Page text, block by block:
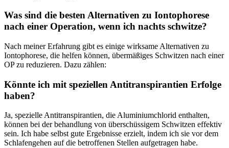
Was sind die besten Alternativen zu Iontophorese
nach einer Operation, wenn⁤ ich nachts schwitze?
Nach meiner Erfahrung gibt es einige wirksame Alternativen zu
Iontophorese, die helfen können, übermäßiges Schwitzen nach einer
​OP zu ⁣reduzieren. Dazu zählen:
Könnte ich ‍mit speziellen Antitranspirantien Erfolge
haben?
Ja, spezielle Antitranspirantien, die Aluminiumchlorid enthalten,
können bei der behandlung von überschüssigem Schwitzen effektiv
sein. Ich habe selbst⁣ gute Ergebnisse⁤ erzielt, indem ‌ich sie vor ‌dem
Schlafengehen auf die betroffenen Stellen aufgetragen habe.